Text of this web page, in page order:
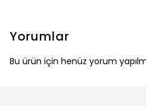
Yorumlar
Bu ürün için henüz yorum